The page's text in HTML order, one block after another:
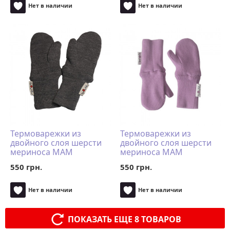
Нет в наличии Нет в наличии
Термоварежки из
двойного слоя шерсти
мериноса MAM
98-104/110, серый)
550 грн.
Нет в наличии
Термоварежки из
двойного слоя шерсти
мериноса MAM
98-104/110, розовый)
550 грн.
Нет в наличии
ПОКАЗАТЬ ЕЩЕ 8 ТОВАРОВ